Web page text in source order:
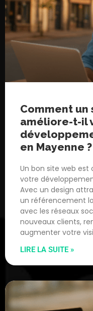
Comment un
améliore-t-il
en Mayenne ?
Un bon site web
votre
Avec un design
un référencement
avec les réseaux
nouveaux clients,
augmenter votre
LIRE LA SUITE »